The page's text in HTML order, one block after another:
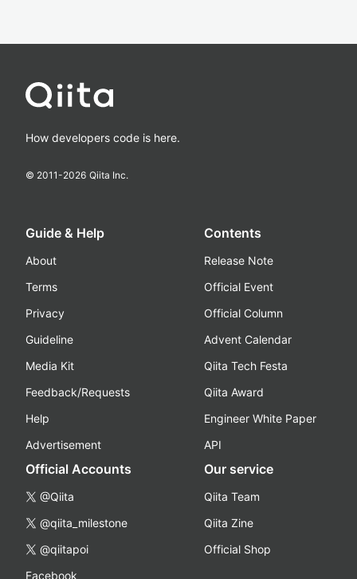
How developers code is here.
© 2011-2026 Qiita Inc.
Guide & Help
About
Terms
Privacy
Guideline
Media Kit
Feedback/Requests
Help
Advertisement
Contents
Release Note
Official Event
Official Column
Advent Calendar
Qiita Tech Festa
Qiita Award
Engineer White Paper
API
Official Accounts
@Qiita
@qiita_milestone
@qiitapoi
Facebook
Our service
Qiita Team
Qiita Zine
Official Shop